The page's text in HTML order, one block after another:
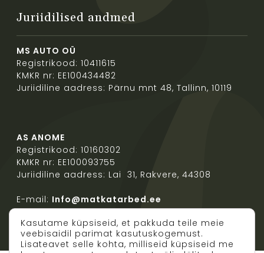
Juriidilised andmed
MS AUTO OÜ
Registrikood: 10411615
KMKR nr: EE100434482
Juriidiline aadress: Pärnu mnt 48, Tallinn, 10119
AS ANOME
Registrikood: 10160302
KMKR nr: EE100093755
Juriidiline aadress: Lai 31, Rakvere, 44308
E-mail: Info@matkatarbed.ee
Kasutame küpsiseid, et pakkuda teile meie
veebisaidil parimat kasutuskogemust.
Lisateavet selle kohta, milliseid küpsiseid me